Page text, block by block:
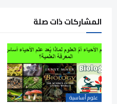
المشاركات ذات صلة
علوم أساسية